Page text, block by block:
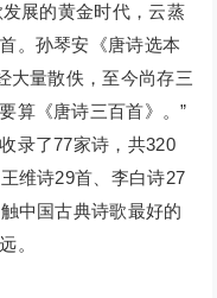
展的黄金时代，云蒸
。孙琴安《唐诗选本
大量散佚，至今尚存三
算《唐诗三百首》。”
录了77家诗，共320
维诗29首、李白诗27
中国古典诗歌最好的
。